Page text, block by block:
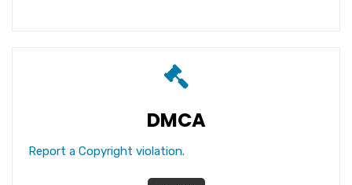
DMCA
Report a Copyright violation.